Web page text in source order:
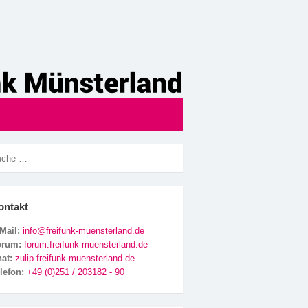
info@freifunk-muensterland.de
forum.freifunk-muensterland.de
zulip.freifunk-muensterland.de
+49 (0)251 / 203182 - 90